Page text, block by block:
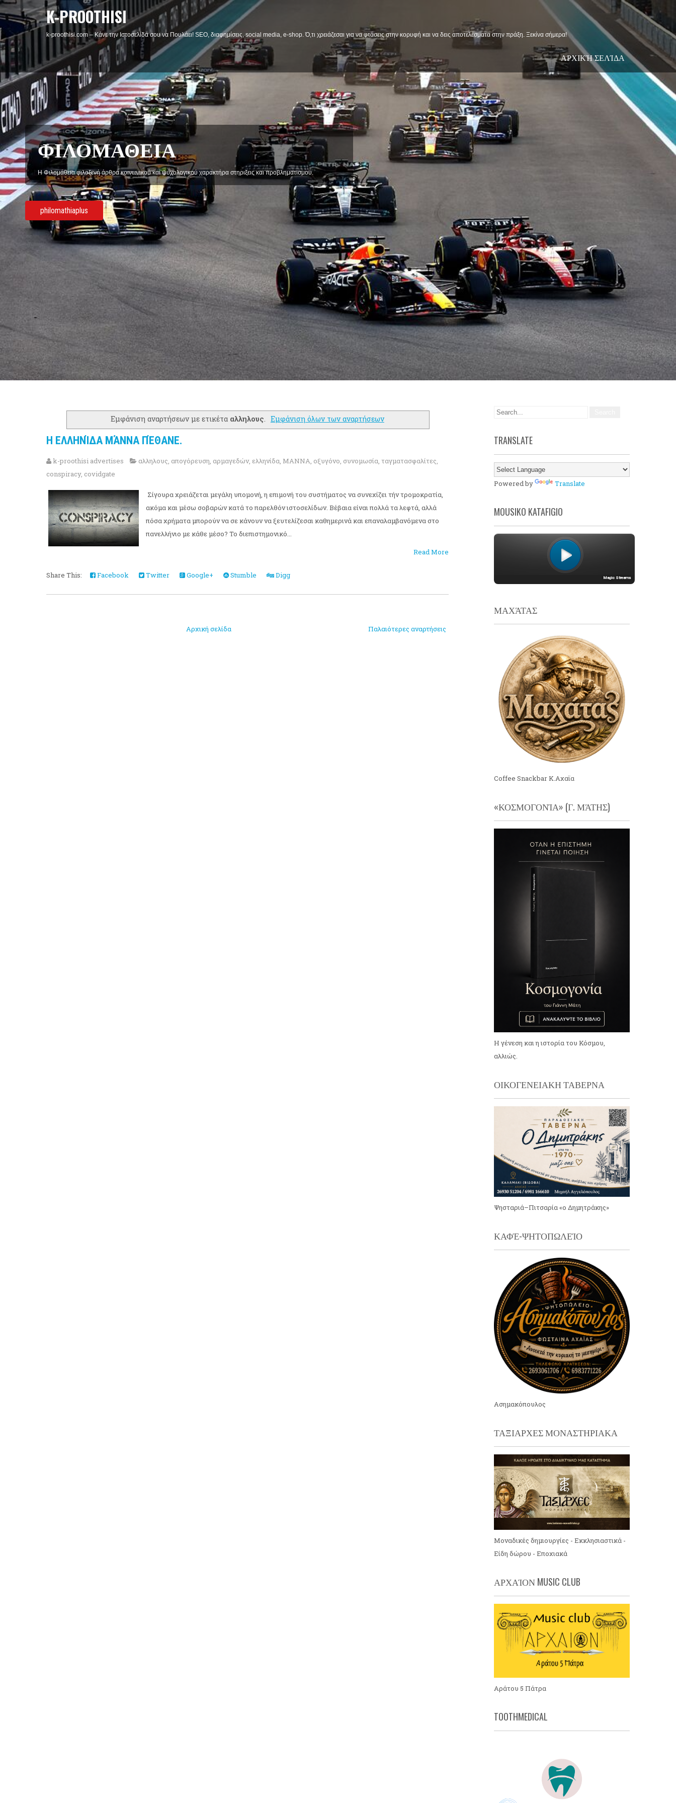
K-PROOTHISI
k-proothisi.com – Κάνε την Ιστοσελίδα σου να Πουλάει! SEO, διαφημίσεις, social media, e-shop. Ό,τι χρειάζεσαι για να φτάσεις στην κορυφή και να δεις αποτελέσματα στην πράξη. Ξεκίνα σήμερα!
ΑΡΧΙΚΉ ΣΕΛΊΔΑ
ΦΙΛΟΜΑΘΕΙΑ
Η Φιλομάθεια φιλοξενή άρθρα κοινωνικού και ψυχολογικού χαρακτήρα στηριξεις και προβληματισμού.
philomathiaplus
Εμφάνιση αναρτήσεων με ετικέτα αλληλους. Εμφάνιση όλων των αναρτήσεων
Η ΕΛΛΗΝΊΔΑ ΜΆΝΝΑ ΠΈΘΑΝΕ.
k-proothisi advertises αλληλους απογόρευση αρμαγεδών, ελληνίδα ΜΑΝΝΑ οξυγόνο συνομωσία ταγματασφαλίτες
conspiracy, covidgate
Σίγουρα χρειάζεται μεγάλη υπομονή, η επιμονή του συστήματος να συνεχίζει τήν τρομοκρατία,
ακόμα και μέσω σοβαρών κατά το παρελθόν ιστοσελίδων. Βέβαια είναι πολλά τα λεφτά, αλλά
πόσα χρήματα μπορούν να σε κάνουν να ξευτελίζεσαι καθημερινά και επαναλαμβανόμενα στο
πανελλήνιο με κάθε μέσο? Το διεπιστημονικό...
Read More
Share This: Facebook Twitter Google+ Stumble Digg
Παλαιότερες αναρτήσεις
Αρχική σελίδα
TRANSLATE
Powered by Translate
MOUSIKO KATAFIGIO
ΜΑΧΆΤΑΣ
Coffee Snackbar Κ.Αχαϊα
«ΚΟΣΜΟΓΟΝΊΑ» (Γ. ΜΆΤΗΣ)
Η γένεση και η ιστορία του Κόσμου,
αλλιώς.
ΟΙΚΟΓΕΝΕΙΑΚΗ ΤΑΒΕΡΝΑ
Ψησταριά–Πιτσαρία «ο Δημητράκης»
ΚΑΦΈ-ΨΗΤΟΠΩΛΕΊΟ
Ασημακόπουλος
ΤΑΞΙΑΡΧΕΣ ΜΟΝΑΣΤΗΡΙΑΚΑ
Μοναδικές δημιουργίες - Εκκλησιαστικά -
Είδη δώρου - Εποχιακά
ΑΡΧΑΊΟΝ MUSIC CLUB
Αράτου 5 Πάτρα
TOOTHMEDICAL